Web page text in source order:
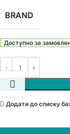
BRAND
Доступно за
Додати до списку